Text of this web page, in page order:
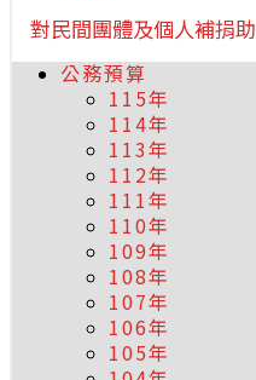
對民間團體及個人補捐助
公務預算
115年
114年
113年
112年
111年
110年
109年
108年
107年
106年
105年